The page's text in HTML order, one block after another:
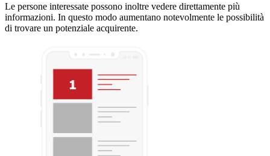
Le persone interessate possono inoltre vedere direttamente più
informazioni. In questo modo aumentano notevolmente le possibilità
di trovare un potenziale acquirente.